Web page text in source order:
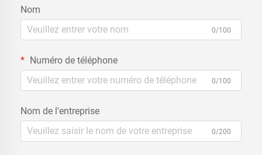
Nom
0/100
Numéro de téléphone
0/100
Nom de l'entreprise
0/200